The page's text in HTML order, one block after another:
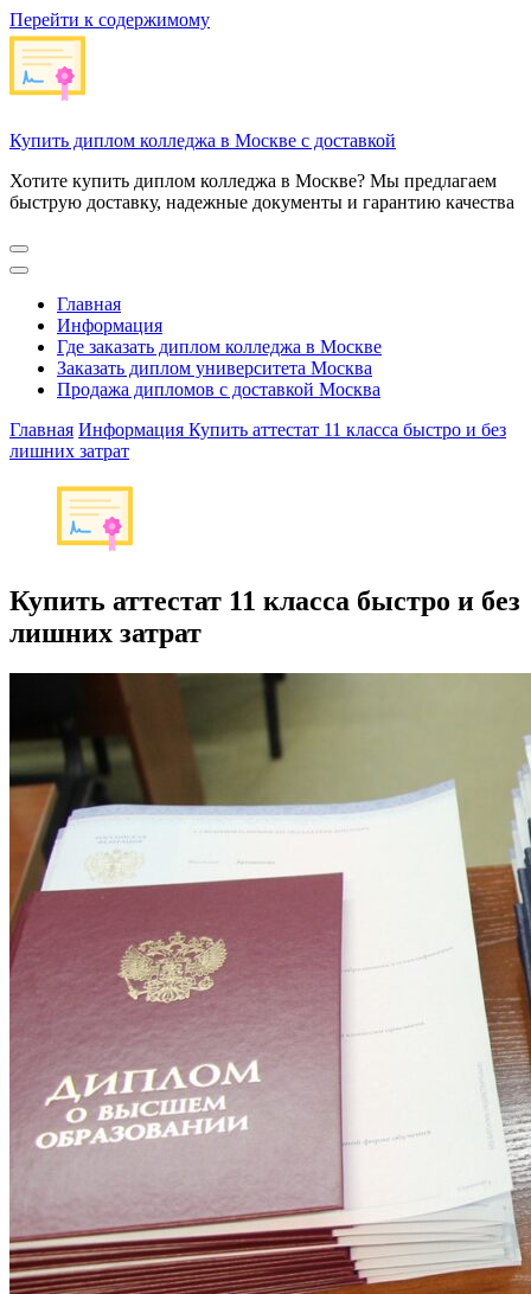
Перейти к содержимому
Купить диплом колледжа в Москве с доставкой
Хотите купить диплом колледжа в Москве? Мы предлагаем
быструю доставку, надежные документы и гарантию качества
Главная
Информация
Где заказать диплом колледжа в Москве
Заказать диплом университета Москва
Продажа дипломов с доставкой Москва
Главная Информация Купить аттестат 11 класса быстро и без
лишних затрат
Купить аттестат 11 класса быстро и без
лишних затрат